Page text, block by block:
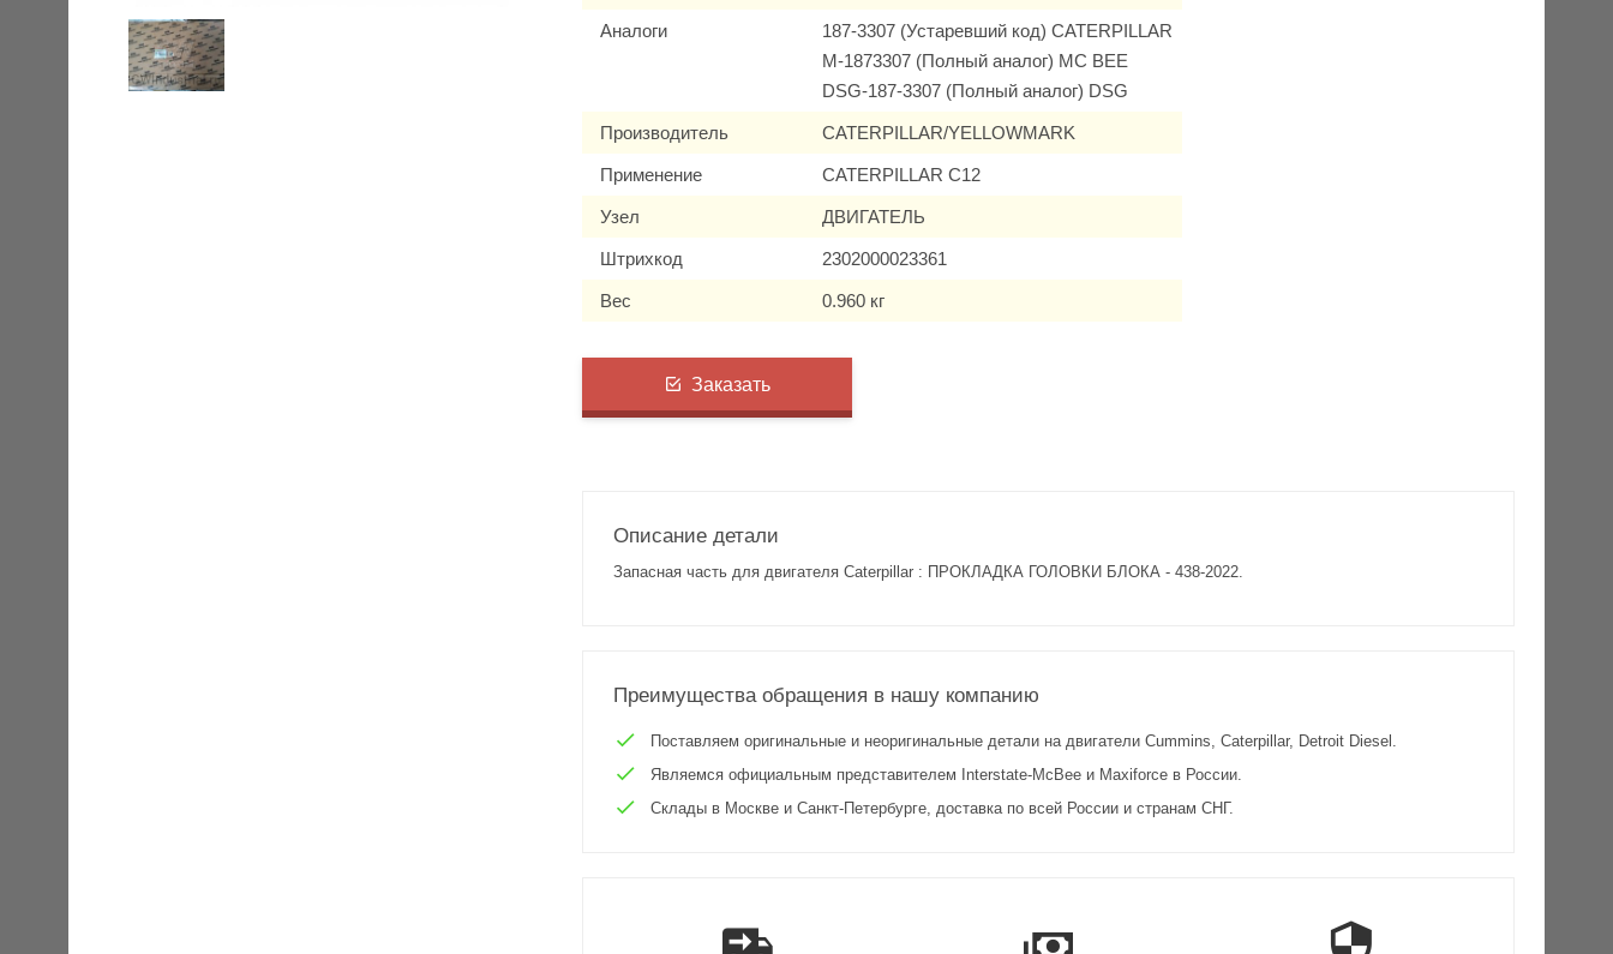
Аналоги
187-3307 (Устаревший код) CATERPILLAR
M-1873307 (Полный аналог) MC BEE
DSG-187-3307 (Полный аналог) DSG
Производитель CATERPILLAR/YELLOWMARK
Применение CATERPILLAR C12
Узел ДВИГАТЕЛЬ
Штрихкод 2302000023361
Вес 0.960 кг
Заказать
Описание детали
Запасная часть для двигателя Caterpillar : ПРОКЛАДКА ГОЛОВКИ БЛОКА - 438-2022.
Преимущества обращения в нашу компанию
Поставляем оригинальные и неоригинальные детали на двигатели Cummins, Caterpillar, Detroit Diesel.
Являемся официальным представителем Interstate-McBee и Maxiforce в России.
Склады в Москве и Санкт-Петербурге, доставка по всей России и странам СНГ.